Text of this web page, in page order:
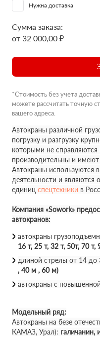
Нужна доставка
Сумма заказа:
от 32 000,00 ₽
*Стоимость без учета
можете рассчитать точную
вашего адреса.
Автокраны различной
погрузку и разгрузку
которыми не справляются
производительны и
Автокраны используются
деятельности и
единиц спецтехники в
Компания «Sowork»
автокранов:
автокраны
16 т, 25 т, 32 т, 50т, 70 т,
длиной стрелы от 14 до
, 40 м , 60 м)
автокраны с
Модельный ряд:
Автокраны на безе
КАМАЗ, Урал): галичанин,